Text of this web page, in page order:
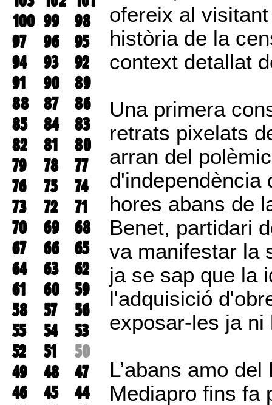
100 99
98
97
96
95
94
93
92
91
90
89
88
87
86
85
84
83
82
81
80
79
78
77
76
75
74
73
72
71
70
69
68
67
66
65
64
63
62
61
60
59
58
57
56
55
54
53
52
51
50
49
48
47
46
45
44
ofereix al
història de la
context detallat
Una primera
retrats pixelats
arran del
d'independència
hores abans de
Benet, partidari
va manifestar la
ja se sap que la
l'adquisició
exposar-les ja ni
L’abans amo
Mediapro fins fa